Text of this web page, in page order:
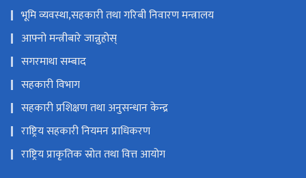
भूमि व्यवस्था,सहकारी तथा गरिबी निवारण मन्त्रालय
आफ्नो मन्त्रीबारे जान्नुहोस्
सगरमाथा सम्बाद
सहकारी विभाग
सहकारी प्रशिक्षण तथा अनुसन्धान केन्द्र
राष्ट्रिय सहकारी नियमन प्राधिकरण
राष्ट्रिय प्राकृतिक स्रोत तथा वित्त आयोग